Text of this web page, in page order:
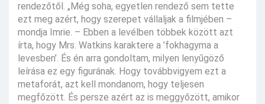
rendezőtől. „Még soha, egyetlen rendező sem tette
ezt meg azért, hogy szerepet vállaljak a filmjében –
mondja Imrie. – Ebben a levélben többek között azt
írta, hogy Mrs. Watkins karaktere a ’fokhagyma a
levesben’. És én arra gondoltam, milyen lenyűgöző
leírása ez egy figurának. Hogy továbbvigyem ezt a
metaforát, azt kell mondanom, hogy teljesen
megfőzött. És persze azért az is meggyőzött, amikor